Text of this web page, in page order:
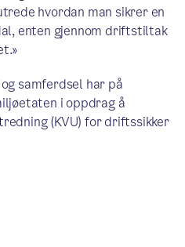
hvordan man sikrer en
enten gjennom driftstiltak
samferdsel har på
i oppdrag å
(KVU) for driftssikker